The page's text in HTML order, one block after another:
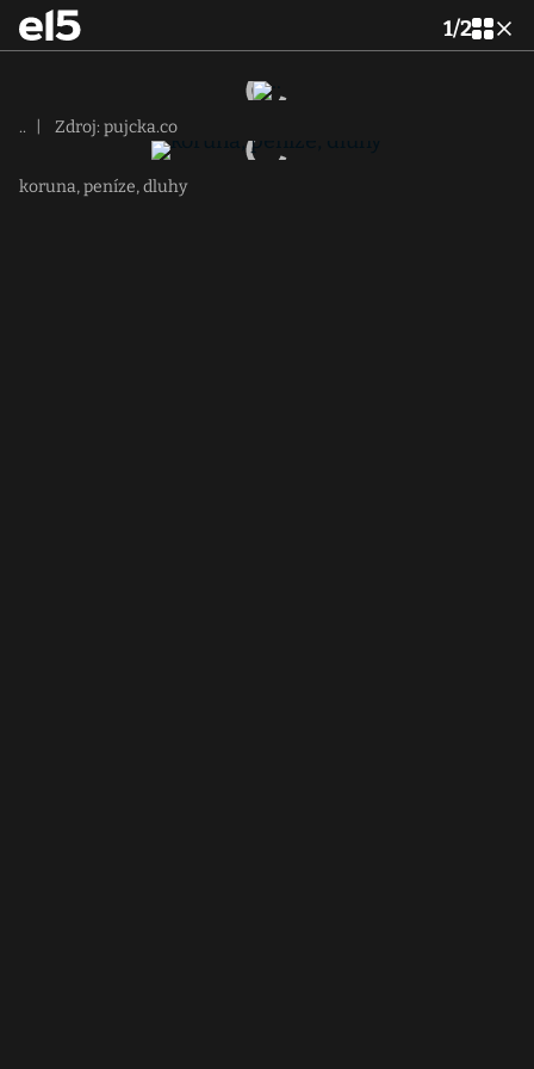
1/2
.. Zdroj: pujcka.co
koruna, peníze, dluhy